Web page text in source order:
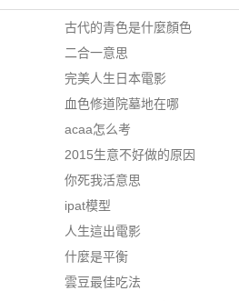
古代的青色是什麼顏色
二合一意思
完美人生日本電影
血色修道院墓地在哪
acaa怎么考
2015生意不好做的原因
你死我活意思
ipat模型
人生這出電影
什麼是平衡
雲豆最佳吃法